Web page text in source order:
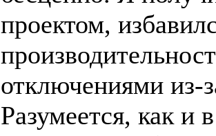
проектом,
отключениями из-
Разумеется, как и